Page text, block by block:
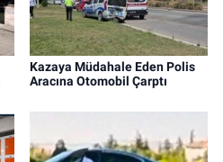
Kazaya Müdahale Eden Polis
Aracına Otomobil Çarptı